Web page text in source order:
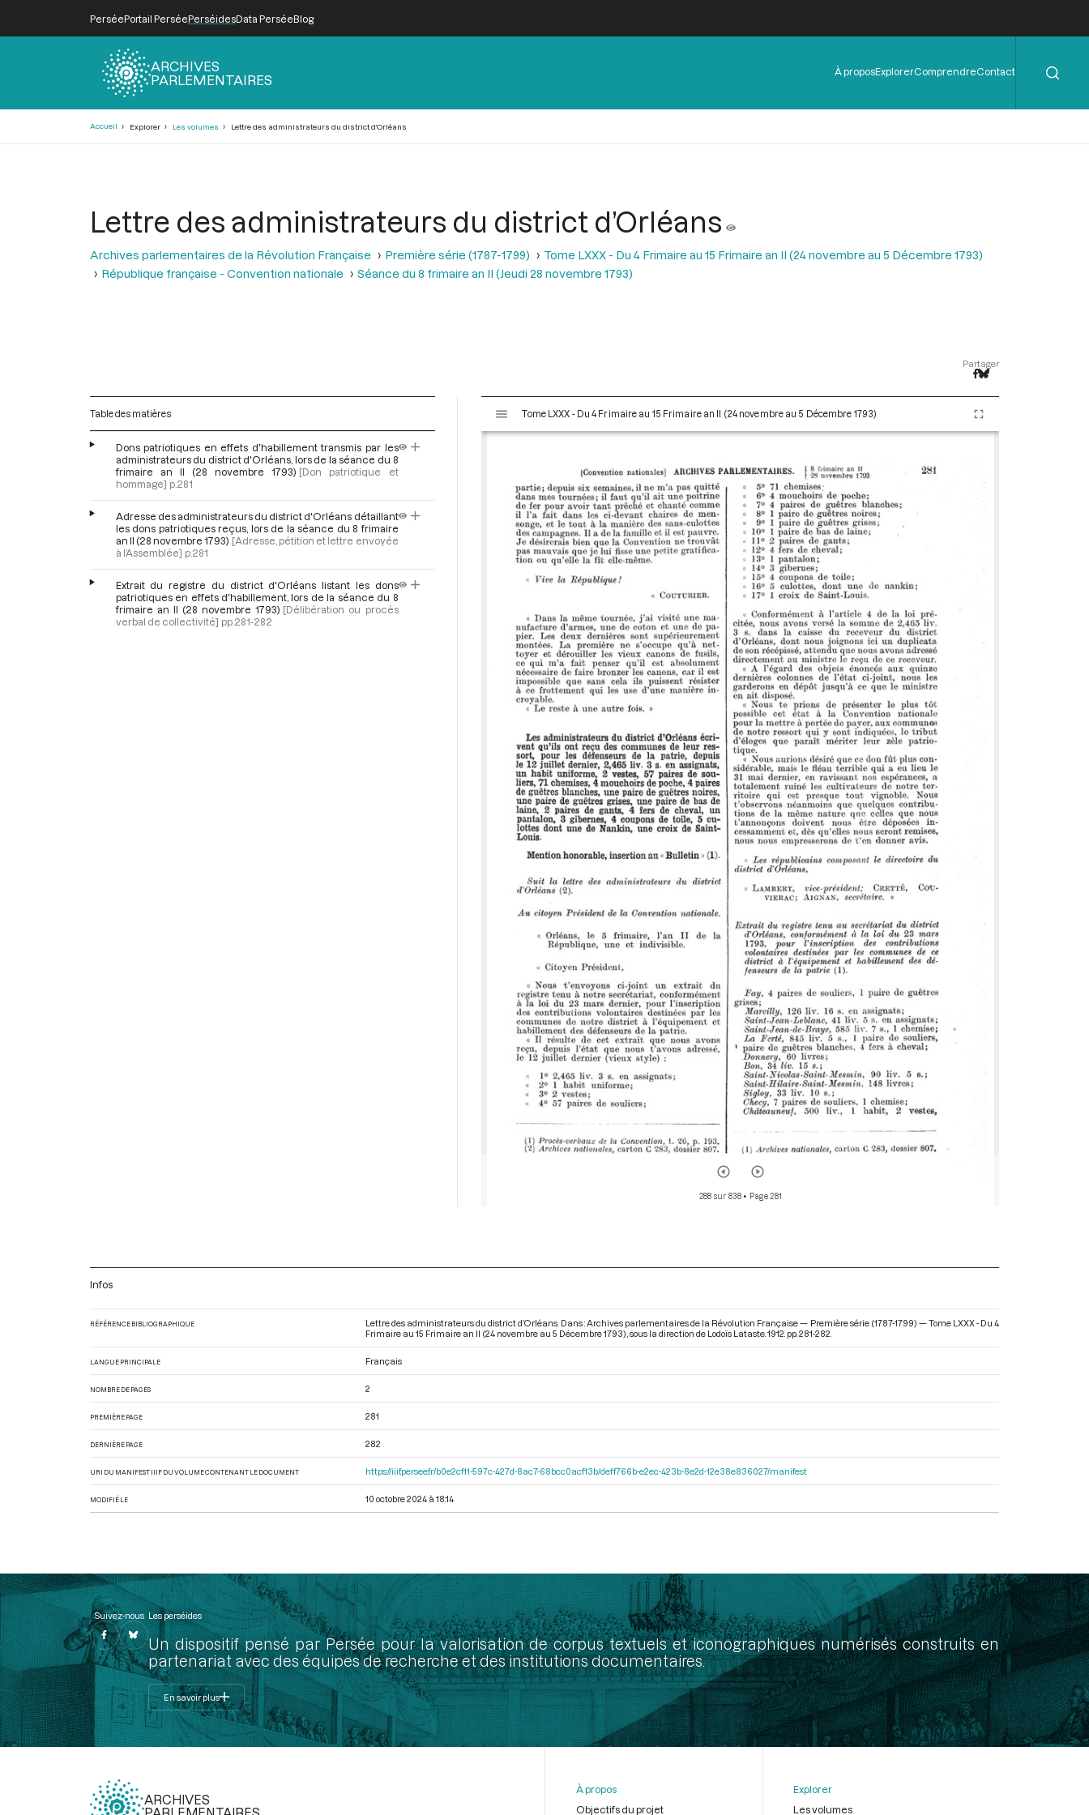
PerséePortail PerséePerséidesData PerséeBlog
ARCHIVES
PARLEMENTAIRES
Menu
de
À proposExplorerComprendreContact
Accueil Explorer Les volumes Lettre des administrateurs du district d’Orléans
Lettre des administrateurs du district d’Orléans
Archives parlementaires de la Révolution Française Première série (1787-1799)
Tome LXXX - Du 4 Frimaire au 15 Frimaire an II (24 novembre au 5 Décembre 1793)
République française - Convention nationale
Séance du 8 frimaire an II (Jeudi 28 novembre 1793)
Partager
Table des matières
Dons patriotiques en effets d'habillement transmis par les
administrateurs du district d'Orléans, lors de la séance du 8
frimaire an II (28 novembre 1793) [Don patriotique et
hommage] p.281
Adresse des administrateurs du district d'Orléans détaillant
les dons patriotiques reçus, lors de la séance du 8 frimaire
an II (28 novembre 1793) [Adresse, pétition et lettre envoyée
à l’Assemblée] p.281
Extrait du registre du district d'Orléans listant les dons
patriotiques en effets d'habillement, lors de la séance du 8
frimaire an II (28 novembre 1793) [Délibération ou procès
verbal de collectivité] pp.281-282
s
Tome LXXX - Du 4 Frimaire au 15 Frimaire an II (24 novembre au 5 Décembre 1793)
288 sur 838• Page 281
Infos
RÉFÉRENCE BIBLIOGRAPHIQUE
Lettre des administrateurs du district d’Orléans. Dans : Archives parlementaires de la Révolution Française — Première série (1787-1799) — Tome LXXX - Du 4
Frimaire au 15 Frimaire an II (24 novembre au 5 Décembre 1793) , sous la direction de Lodoïs Lataste. 1912. pp. 281-282.
LANGUE PRINCIPALE Français
NOMBRE DE PAGES 2
PREMIÈRE PAGE 281
DERNIÈRE PAGE 282
URI DU MANIFEST IIIF DU VOLUME CONTENANT LE DOCUMENT https://iiif.persee.fr/b0e2cf11-597c-427d-8ac7-68bcc0acf13b/deff766b-e2ec-423b-8e2d-12e38e836027/manifest
MODIFIÉ LE 10 octobre 2024 à 18:14
Suivez-nous Les perséides
Un dispositif pensé par Persée pour la valorisation de corpus textuels et iconographiques numérisés construits en
partenariat avec des équipes de recherche et des institutions documentaires.
En savoir plus
ARCHIVES
À propos
Objectifs du projet
Explorer
Les volumes